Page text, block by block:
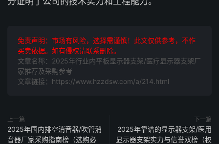
免责声明：市场有风险，选择需谨慎！此文仅供参考，不作
买卖依据。如有侵权请联系删除。
文章名称：2025年行业内平板显示器支架/医疗显示器支架厂
家推荐及采购参考
文章链接：https://www.hzzdsw.com/a/214.html
上一篇
2025年国内排空消音器/吹管消
音器厂家采购指南榜（选购必
下一篇
2025年靠谱的显示器支架/医用
显示器支架实力与信誉双榜（权